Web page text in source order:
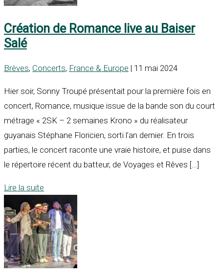
Création de Romance live au Baiser
Salé
Brèves, Concerts, France & Europe | 11 mai 2024
Hier soir, Sonny Troupé présentait pour la première fois en
concert, Romance, musique issue de la bande son du court
métrage « 2SK – 2 semaines Krono » du réalisateur
guyanais Stéphane Floricien, sorti l’an dernier. En trois
parties, le concert raconte une vraie histoire, et puise dans
le répertoire récent du batteur, de Voyages et Rêves […]
Lire la suite